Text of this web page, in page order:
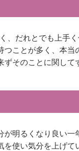
、だれとでも上手
ことが多く、本
ずそのことに関し
明るくなり良い一
使い気分を上げて